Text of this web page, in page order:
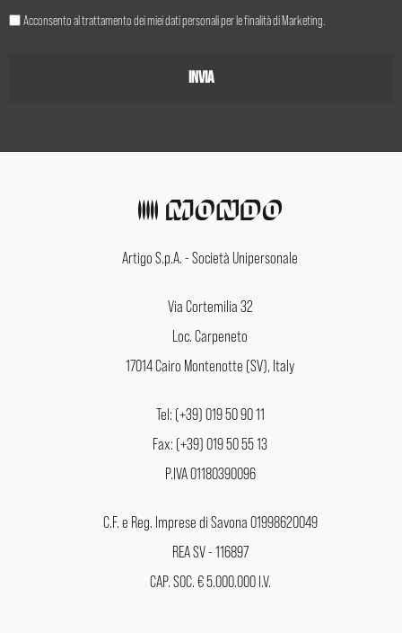
Acconsento al trattamento dei miei dati personali per le finalità di Marketing.
Artigo S.p.A. - Società Unipersonale
Via Cortemilia 32
Loc. Carpeneto
17014 Cairo Montenotte (SV), Italy
Tel: (+39) 019 50 90 11
Fax: (+39) 019 50 55 13
P.IVA 01180390096
C.F. e Reg. Imprese di Savona 01998620049
REA SV - 116897
CAP. SOC. € 5.000.000 I.V.